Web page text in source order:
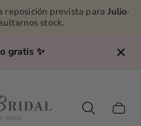
reposición prevista para Julio·
stock.
gratis ✨
Cart